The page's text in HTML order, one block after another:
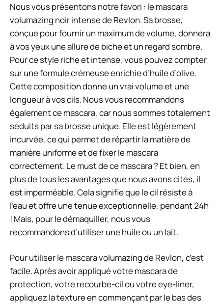
Nous vous présentons notre favori : le mascara
volumazing noir intense de Revlon. Sa brosse,
conçue pour fournir un maximum de volume, donnera
à vos yeux une allure de biche et un regard sombre.
Pour ce style riche et intense, vous pouvez compter
sur une formule crémeuse enrichie d’huile d’olive.
Cette composition donne un vrai volume et une
longueur à vos cils. Nous vous recommandons
également ce mascara, car nous sommes totalement
séduits par sa brosse unique. Elle est légèrement
incurvée, ce qui permet de répartir la matière de
manière uniforme et de fixer le mascara
correctement. Le must de ce mascara ? Et bien, en
plus de tous les avantages que nous avons cités, il
est imperméable. Cela signifie que le cil résiste à
l’eau et offre une tenue exceptionnelle, pendant 24h
! Mais, pour le démaquiller, nous vous
recommandons d’utiliser une huile ou un lait.
Pour utiliser le mascara volumazing de Revlon, c’est
facile. Après avoir appliqué votre mascara de
protection, votre recourbe-cil ou votre eye-liner,
appliquez la texture en commençant par le bas des